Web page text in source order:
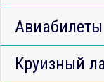
Авиабилеты
Круизный